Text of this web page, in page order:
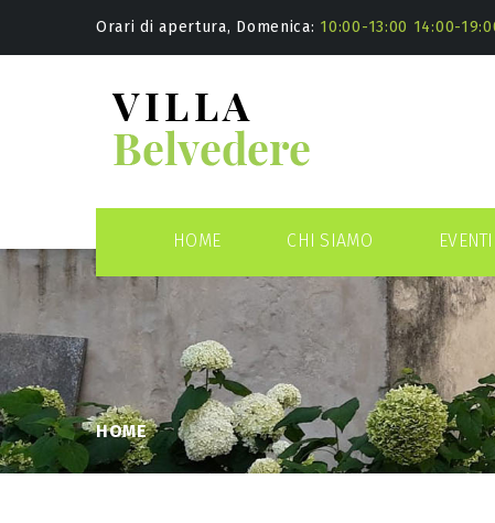
Orari di apertura, Domenica: 10:00-13:00 14:00-
HOME CHI SIAMO EVENTI
HOME